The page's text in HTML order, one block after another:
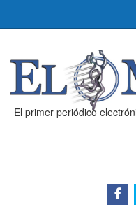
El primer periódico